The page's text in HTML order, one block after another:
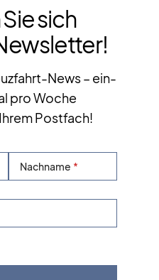
sich
News – ein-
pro Woche
Postfach!
Nachname